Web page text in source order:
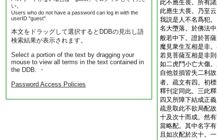
い。
Users who do not have a password can log in with the
userID "guest".
本文をドラッグして選択するとDDBの見出し語
検索結果が表示されます。
Select a portion of the text by dragging your
mouse to view all terms in the text contained in
the DDB. ・
Password Access Policies
此不應生畏。所有
此應生大畏。乃至
我説是人不名爲犯
名大墮落。於佛法
般若中下。證於菩
魔見衆生互相是非
若見菩薩互相是非
如二虎鬥小亡大傷
自他並損皆失二利
者。疏文有四。初
釋刊定同此。三此
四又所障下結成正
疏意取此不欲局配
十及次十而成。然
當略配。其中名字
且如次配於次十。